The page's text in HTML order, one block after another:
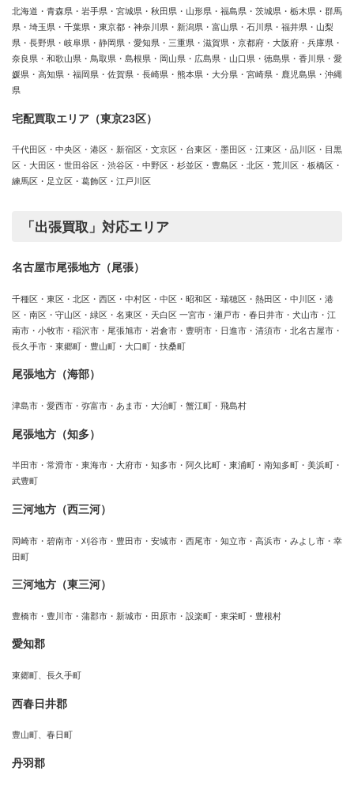
北海道・青森県・岩手県・宮城県・秋田県・山形県・福島県・茨城県・栃木県・群馬
県・埼玉県・千葉県・東京都・神奈川県・新潟県・富山県・石川県・福井県・山梨
県・長野県・岐阜県・静岡県・愛知県・三重県・滋賀県・京都府・大阪府・兵庫県・
奈良県・和歌山県・鳥取県・島根県・岡山県・広島県・山口県・徳島県・香川県・愛
媛県・高知県・福岡県・佐賀県・長崎県・熊本県・大分県・宮崎県・鹿児島県・沖縄
県
宅配買取エリア（東京23区）
千代田区・中央区・港区・新宿区・文京区・台東区・墨田区・江東区・品川区・目黒
区・大田区・世田谷区・渋谷区・中野区・杉並区・豊島区・北区・荒川区・板橋区・
練馬区・足立区・葛飾区・江戸川区
「出張買取」対応エリア
名古屋市尾張地方（尾張）
千種区・東区・北区・西区・中村区・中区・昭和区・瑞穂区・熱田区・中川区・港
区・南区・守山区・緑区・名東区・天白区 一宮市・瀬戸市・春日井市・犬山市・江
南市・小牧市・稲沢市・尾張旭市・岩倉市・豊明市・日進市・清須市・北名古屋市・
長久手市・東郷町・豊山町・大口町・扶桑町
尾張地方（海部）
津島市・愛西市・弥富市・あま市・大治町・蟹江町・飛島村
尾張地方（知多）
半田市・常滑市・東海市・大府市・知多市・阿久比町・東浦町・南知多町・美浜町・
武豊町
三河地方（西三河）
岡崎市・碧南市・刈谷市・豊田市・安城市・西尾市・知立市・高浜市・みよし市・幸
田町
三河地方（東三河）
豊橋市・豊川市・蒲郡市・新城市・田原市・設楽町・東栄町・豊根村
愛知郡
東郷町、長久手町
西春日井郡
豊山町、春日町
丹羽郡